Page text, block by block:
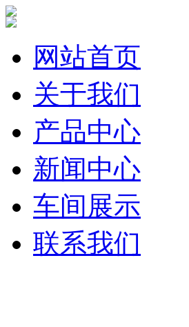
网站首页
关于我们
产品中心
新闻中心
车间展示
联系我们